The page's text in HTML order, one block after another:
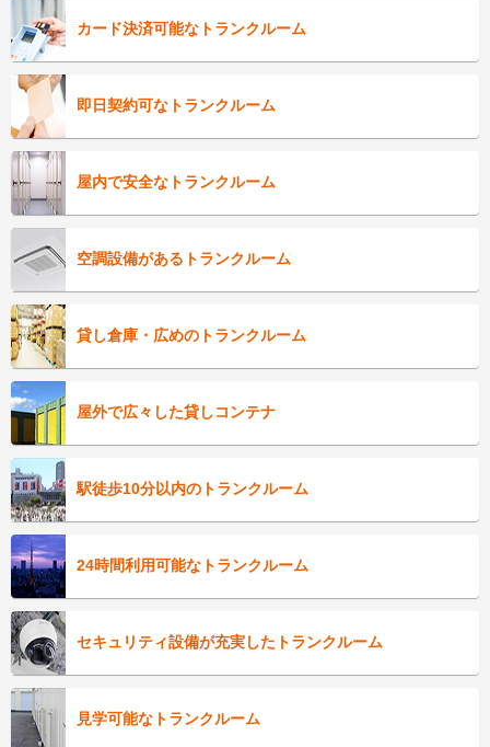
カード決済可能なトランクルーム
即日契約可なトランクルーム
屋内で安全なトランクルーム
空調設備があるトランクルーム
貸し倉庫・広めのトランクルーム
屋外で広々した貸しコンテナ
駅徒歩10分以内のトランクルーム
24時間利用可能なトランクルーム
セキュリティ設備が充実したトランクルーム
見学可能なトランクルーム